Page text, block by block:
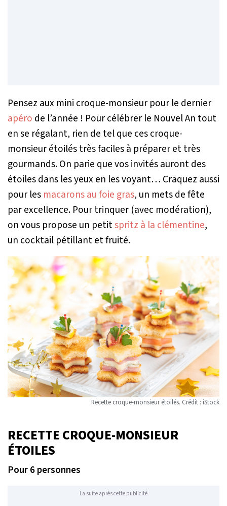
Pensez aux mini croque-monsieur pour le dernier
apéro de l’année ! Pour célébrer le Nouvel An tout
en se régalant, rien de tel que ces croque-
monsieur étoilés très faciles à préparer et très
gourmands. On parie que vos invités auront des
étoiles dans les yeux en les voyant… Craquez aussi
pour les macarons au foie gras, un mets de fête
par excellence. Pour trinquer (avec modération),
on vous propose un petitspritz à la clémentine,
un cocktail pétillant et fruité.
Recette croque-monsieur étoilés. Crédit : iStock
RECETTE CROQUE-MONSIEUR
ÉTOILES
Pour 6 personnes
La suite après cette publicité